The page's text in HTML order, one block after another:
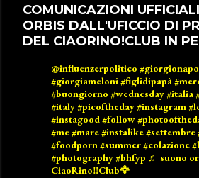
COMUNICAZIONI
ORBIS DALL'UFICCIO DI
DEL CIAORINO!CLUB IN
@influenzerpolitico
#giorgiameloni#figlidipapà
#buongiorno #wednesday#italia
#italy#picoftheday#instagram
#instagood#follow
#me#mare#instalike#settembre
#foodporn#summer#colazione
#photography#bhfyp ♬ suono
CiaoRino‼️Club🦅